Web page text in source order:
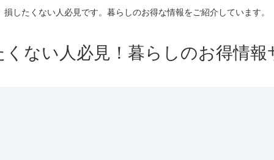
損したくない人必見です。暮らしのお得な情報をご紹介しています。
くない人必見！暮らしのお得情報